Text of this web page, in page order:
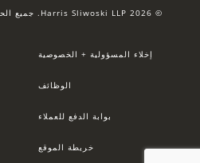
© 2026 Harris Sliwoski LLP. جميع الحقوق محفوظة.
إخلاء المسؤولية + الخصوصية
الوظائف
بوابة الدفع للعملاء
خريطة الموقع